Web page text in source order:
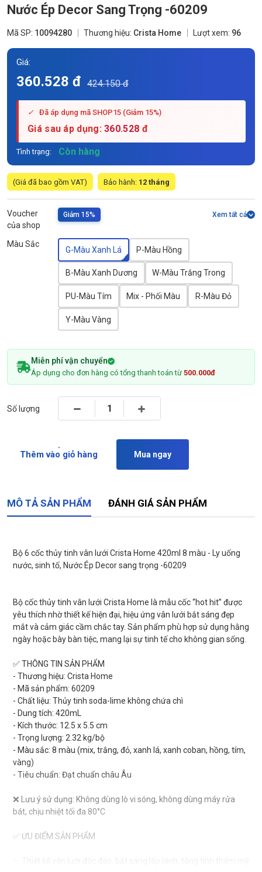
Nước Ép Decor Sang Trọng -60209
Mã SP: 10094280 Thương hiệu: Crista Home Lượt xem: 96
Giá:
360.528 đ 424.150 đ
✓ Đã áp dụng mã SHOP15 (Giảm 15%)
Giá sau áp dụng:360.528 đ
Tình trạng: Còn hàng
(Giá đã bao gồm VAT) Bảo hành: 12 tháng
Voucher
của shop
Giảm 15% Xem tất cả
Màu Sắc
G-Màu Xanh Lá P-Màu Hồng
B-Màu Xanh Dương W-Màu Trắng Trong
PU-Màu Tím Mix - Phối Màu R-Màu Đỏ
Y-Màu Vàng
Miễn phí vận chuyển
Áp dụng cho đơn hàng có tổng thanh toán từ 500.000đ
Số lượng
Thêm vào giỏ hàng Mua ngay
MÔ TẢ SẢN PHẨM ĐÁNH GIÁ SẢN PHẨM
Bộ 6 cốc thủy tinh vân lưới Crista Home 420ml 8 màu - Ly uống
nước, sinh tố, Nước Ép Decor sang trọng -60209
Bộ cốc thủy tinh vân lưới Crista Home là mẫu cốc “hot hit” được
yêu thích nhờ thiết kế hiện đại, hiệu ứng vân lưới bắt sáng đẹp
mắt và cảm giác cầm chắc tay. Sản phẩm phù hợp sử dụng hằng
ngày hoặc bày bàn tiệc, mang lại sự tinh tế cho không gian sống.
✅ THÔNG TIN SẢN PHẨM
- Thương hiệu: Crista Home
- Mã sản phẩm: 60209
- Chất liệu: Thủy tinh soda-lime không chứa chì
- Dung tích: 420mL
- Kích thước: 12.5 x 5.5 cm
- Trọng lượng: 2.32 kg/bộ
- Màu sắc: 8 màu (mix, trắng, đỏ, xanh lá, xanh coban, hồng, tím,
vàng)
- Tiêu chuẩn: Đạt chuẩn châu Âu
❌ Lưu ý sử dụng: Không dùng lò vi sóng, không dùng máy rửa
bát, chịu nhiệt tối đa 80°C
✅ ƯU ĐIỂM SẢN PHẨM